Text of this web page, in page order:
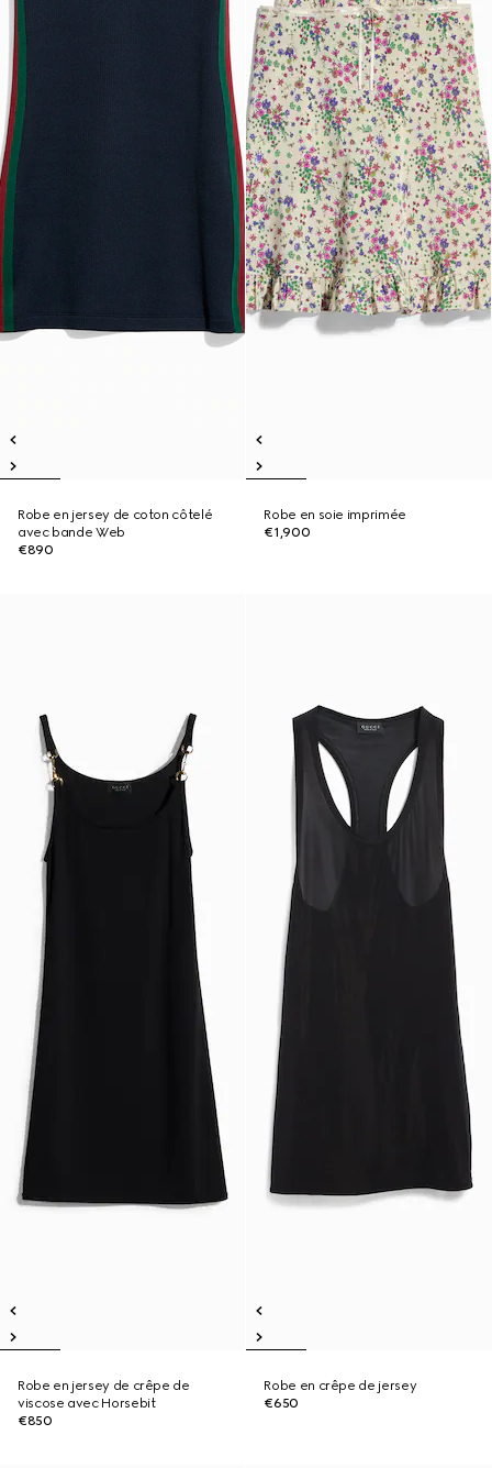
Robe en jersey de coton côtelé
avec bande Web
€890
Robe en soie imprimée
€1,900
Robe en jersey de crêpe de
viscose avec Horsebit
€850
Robe en crêpe de jersey
€650